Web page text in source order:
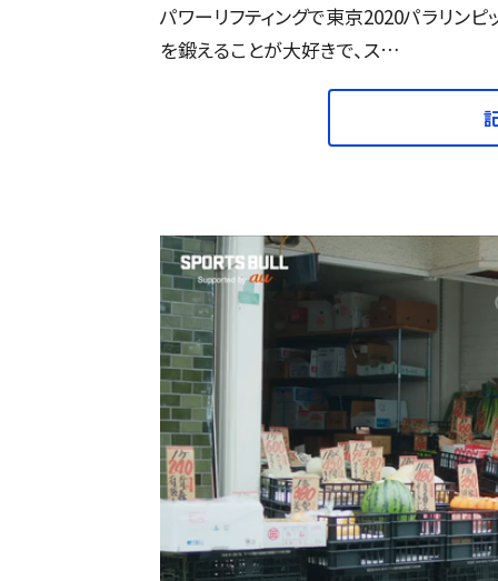
パワーリフティングで東京2020パラリン
を鍛えることが大好きで、ス…